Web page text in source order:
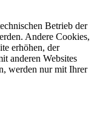
Betrieb der
Andere Cookies,
erhöhen, der
anderen Websites
werden nur mit Ihrer